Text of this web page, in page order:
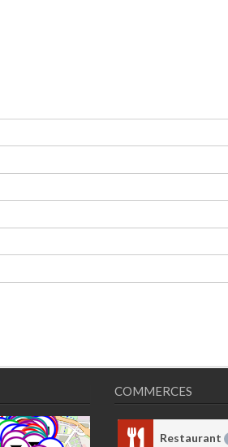
COMMERCES
Restaurant